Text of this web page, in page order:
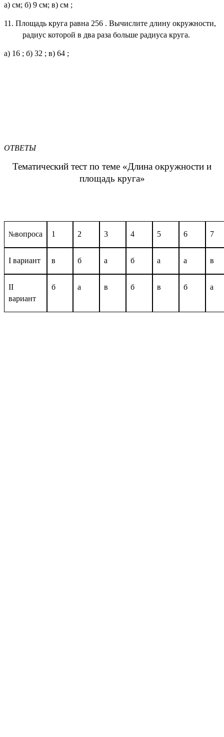
а) см; б) 9 см; в) см ;
11. Площадь круга равна 256 . Вычислите длину окружности,
радиус которой в два раза больше радиуса круга.
а) 16 ; б) 32 ; в) 64 ;
ОТВЕТЫ
Тематический тест по теме «Длина окружности и
площадь круга»
№вопроса 1 2 3 4 5 6 7
Iвариант в б а б а а в
II
вариант
б а в б в б а